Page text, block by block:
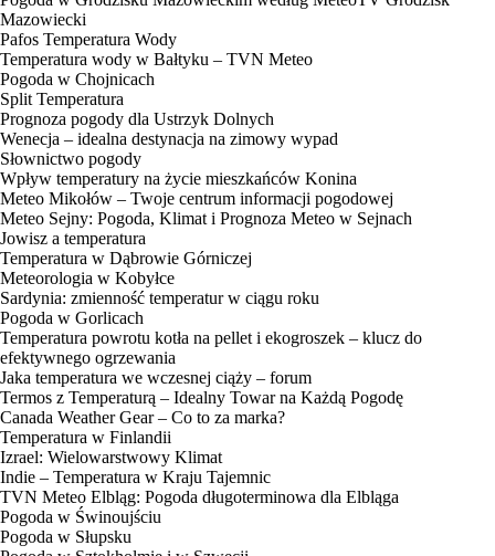
Mazowiecki
Pafos Temperatura Wody
Temperatura wody w Bałtyku – TVN Meteo
Pogoda w Chojnicach
Split Temperatura
Prognoza pogody dla Ustrzyk Dolnych
Wenecja – idealna destynacja na zimowy wypad
Słownictwo pogody
Wpływ temperatury na życie mieszkańców Konina
Meteo Mikołów – Twoje centrum informacji pogodowej
Meteo Sejny: Pogoda, Klimat i Prognoza Meteo w Sejnach
Jowisz a temperatura
Temperatura w Dąbrowie Górniczej
Meteorologia w Kobyłce
Sardynia: zmienność temperatur w ciągu roku
Pogoda w Gorlicach
Temperatura powrotu kotła na pellet i ekogroszek – klucz do
efektywnego ogrzewania
Jaka temperatura we wczesnej ciąży – forum
Termos z Temperaturą – Idealny Towar na Każdą Pogodę
Canada Weather Gear – Co to za marka?
Temperatura w Finlandii
Izrael: Wielowarstwowy Klimat
Indie – Temperatura w Kraju Tajemnic
TVN Meteo Elbląg: Pogoda długoterminowa dla Elbląga
Pogoda w Świnoujściu
Pogoda w Słupsku